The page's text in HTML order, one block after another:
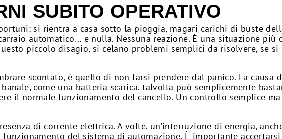
SUBITO OPERATIVO
si rientra a casa sotto la pioggia, magari carichi di buste
automatico… e nulla. Nessuna reazione. È una situazione più
piccolo disagio, si celano problemi semplici da risolvere, se si
scontato, è quello di non farsi prendere dal panico. La causa
come una batteria scarica. talvolta può semplicemente
il normale funzionamento del cancello. Un controllo semplice ma
di corrente elettrica. A volte, un’interruzione di energia,
del sistema di automazione. È importante accertarsi